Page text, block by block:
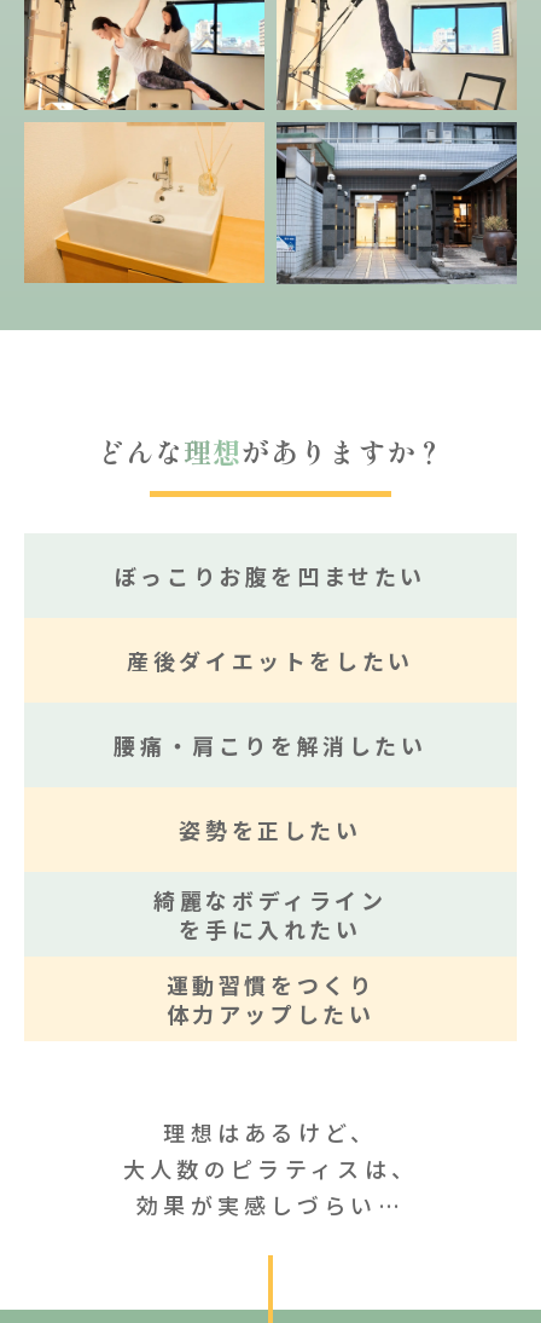
どんな理想がありますか？
ぼっこりお腹を凹ませたい
産後ダイエットをしたい
腰痛・肩こりを解消したい
姿勢を正したい
綺麗なボディライン
を手に入れたい
運動習慣をつくり
体力アップしたい
理想はあるけど、
大人数のピラティスは、
効果が実感しづらい…